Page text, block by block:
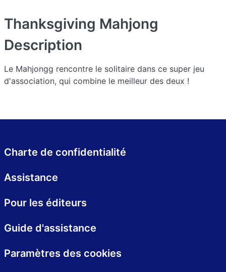
Thanksgiving Mahjong
Description
Le Mahjongg rencontre le solitaire dans ce super jeu
d'association, qui combine le meilleur des deux !
Charte de confidentialité
Assistance
Pour les éditeurs
Guide d'assistance
Paramètres des cookies